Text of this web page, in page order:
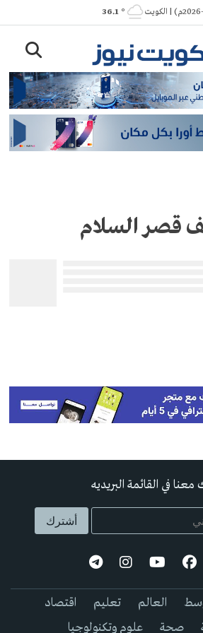
° 36.1
قصر السلام
معنا في القائمة البريديه
العالم تعليم
اقتصاد
صحة علوم وتكنولوجيا